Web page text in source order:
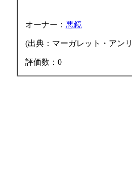
オーナー： 悪鏡
(出典：マーガレット・アン
評価数：0